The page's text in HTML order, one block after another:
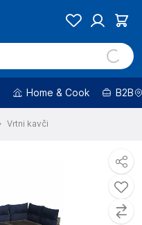
Home & Cook B2B
Vrtni kavči